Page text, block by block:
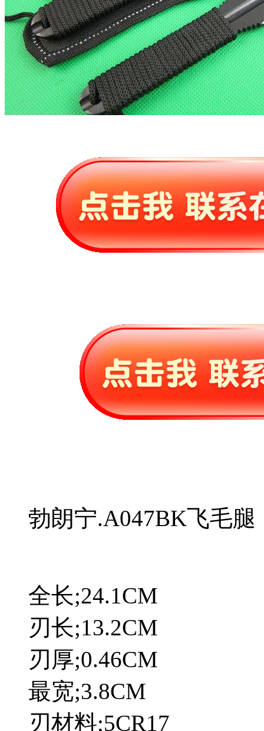
勃朗宁.A047BK飞毛腿
全长;24.1CM
刃长;13.2CM
刃厚;0.46CM
最宽;3.8CM
刃材料;5CR17